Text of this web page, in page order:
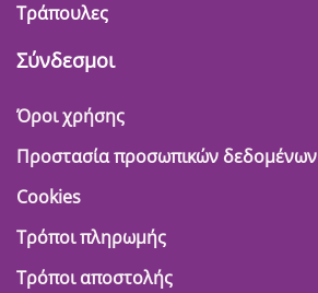
Τράπουλες
Σύνδεσμοι
Όροι χρήσης
Προστασία προσωπικών δεδομένων
Cookies
Τρόποι πληρωμής
Τρόποι αποστολής